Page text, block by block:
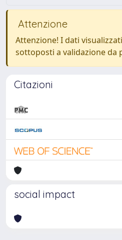
Attenzione
Attenzione! I dati
sottoposti a validazione da
Citazioni
social impact